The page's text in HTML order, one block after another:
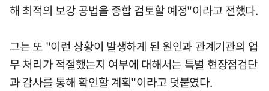
해 최적의 보강 공법을 종합 검토할 예정"이라고 전했다.
그는 또 "이런 상황이 발생하게 된 원인과 관계기관의 업
무 처리가 적절했는지 여부에 대해서는 특별 현장점검단
과 감사를 통해 확인할 계획"이라고 덧붙였다.